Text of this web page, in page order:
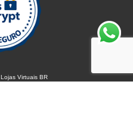
Lojas Virtuais BR